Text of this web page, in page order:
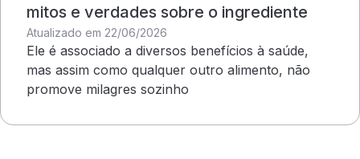
mitos e verdades sobre o ingrediente
Atualizado em 22/06/2026
Ele é associado a diversos benefícios à saúde,
mas assim como qualquer outro alimento, não
promove milagres sozinho